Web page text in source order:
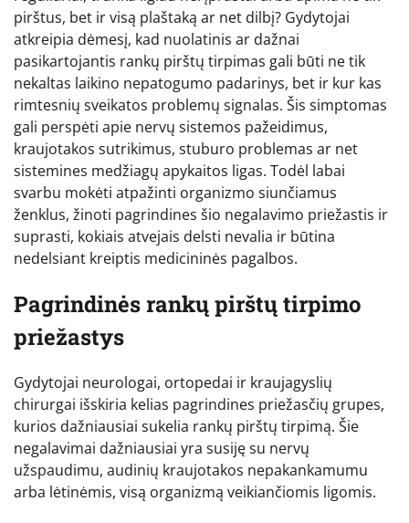
pirštus, bet ir visą plaštaką ar net dilbį? Gydytojai
atkreipia dėmesį, kad nuolatinis ar dažnai
pasikartojantis rankų pirštų tirpimas gali būti ne tik
nekaltas laikino nepatogumo padarinys, bet ir kur kas
rimtesnių sveikatos problemų signalas. Šis simptomas
gali perspėti apie nervų sistemos pažeidimus,
kraujotakos sutrikimus, stuburo problemas ar net
sistemines medžiagų apykaitos ligas. Todėl labai
svarbu mokėti atpažinti organizmo siunčiamus
ženklus, žinoti pagrindines šio negalavimo priežastis ir
suprasti, kokiais atvejais delsti nevalia ir būtina
nedelsiant kreiptis medicininės pagalbos.
Pagrindinės rankų pirštų tirpimo
priežastys
Gydytojai neurologai, ortopedai ir kraujagyslių
chirurgai išskiria kelias pagrindines priežasčių grupes,
kurios dažniausiai sukelia rankų pirštų tirpimą. Šie
negalavimai dažniausiai yra susiję su nervų
užspaudimu, audinių kraujotakos nepakankamumu
arba lėtinėmis, visą organizmą veikiančiomis ligomis.